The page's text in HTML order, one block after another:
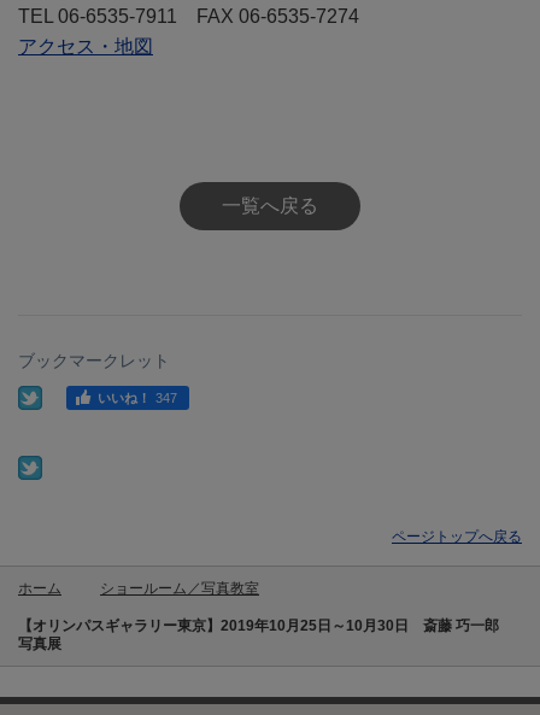
TEL 06-6535-7911 FAX 06-6535-7274
アクセス・地図
一覧へ戻る
ブックマークレット
ページトップへ戻る
ホーム ショールーム／写真教室
【オリンパスギャラリー東京】2019年10月25日～10月30日 斎藤 巧一郎
写真展